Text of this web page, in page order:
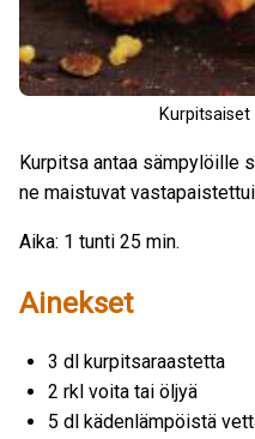
Kurpitsa antaa sämpylöille
ne maistuvat
Aika: 1 tunti 25 min.
Ainekset
3 dl kurpitsaraastetta
2 rkl voita tai öljyä
5 dl kädenlämpöistä